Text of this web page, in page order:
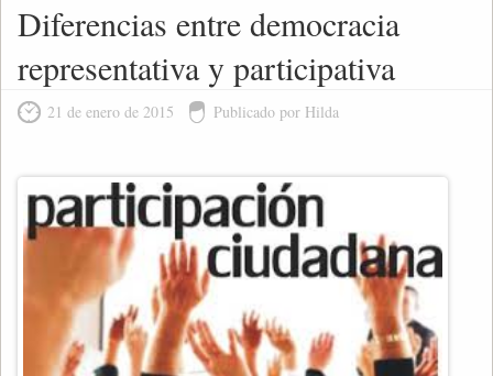
Diferencias entre democracia
representativa y participativa
21 de enero de 2015 Publicado por Hilda